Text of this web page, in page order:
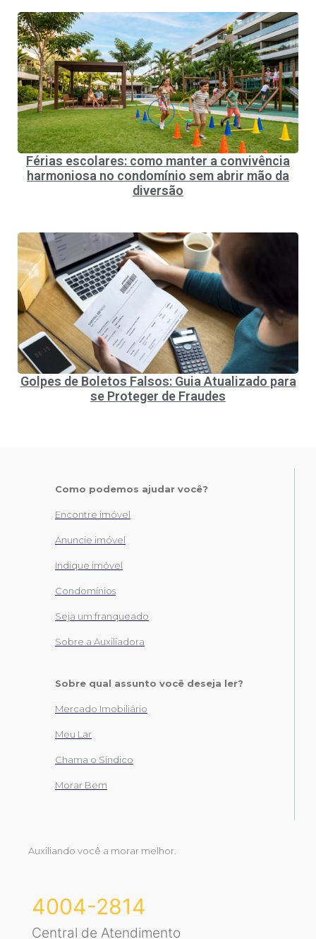
Férias escolares: como manter a convivência
harmoniosa no condomínio sem abrir mão da
diversão
Golpes de Boletos Falsos: Guia Atualizado para
se Proteger de Fraudes
Como podemos ajudar você?
Encontre imóvel
Anuncie imóvel
Indique imóvel
Condomínios
Seja um franqueado
Sobre a Auxiliadora
Sobre qual assunto você deseja ler?
Mercado Imobiliário
Meu Lar
Chama o Síndico
Morar Bem
Auxiliando você a morar melhor.
4004-2814
Central de Atendimento